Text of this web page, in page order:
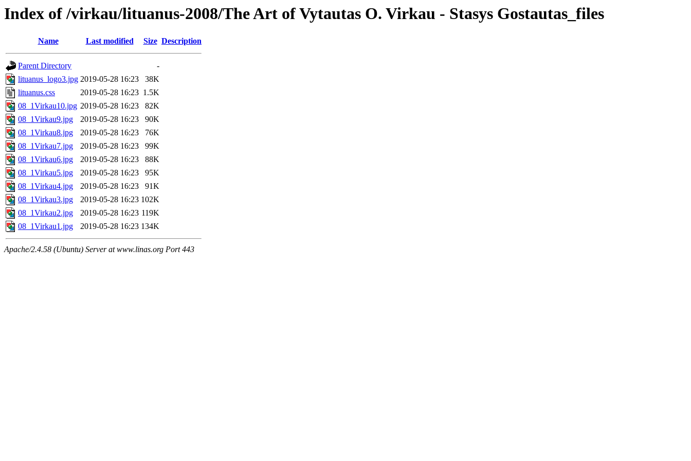
Index of /virkau/lituanus-2008/The Art of Vytautas O. Virkau - Stasys Gostautas_files
Name Last modified Size Description
Parent Directory
-
lituanus_logo3.jpg 2019-05-28 16:23
38K
lituanus.css
2019-05-28 16:23 1.5K
08_1Virkau10.jpg 2019-05-28 16:23
82K
08_1Virkau9.jpg
2019-05-28 16:23
90K
08_1Virkau8.jpg
2019-05-28 16:23
76K
08_1Virkau7.jpg
2019-05-28 16:23
99K
08_1Virkau6.jpg
2019-05-28 16:23
88K
08_1Virkau5.jpg
2019-05-28 16:23
95K
08_1Virkau4.jpg
2019-05-28 16:23
91K
08_1Virkau3.jpg
2019-05-28 16:23 102K
08_1Virkau2.jpg
2019-05-28 16:23 119K
08_1Virkau1.jpg
2019-05-28 16:23 134K
Apache/2.4.58 (Ubuntu) Server at www.linas.org Port 443